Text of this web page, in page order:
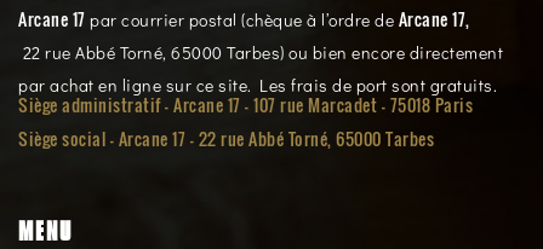
Arcane 17 par courrier postal (chèque à l’ordre de Arcane 17,
22 rue Abbé Torné, 65000 Tarbes) ou bien encore directement
par achat en ligne sur ce site. Les frais de port sont gratuits.
Siège administratif - Arcane 17 - 107 rue Marcadet - 75018 Paris
Siège social -Arcane 17 - 22 rue Abbé Torné, 65000 Tarbes
MENU